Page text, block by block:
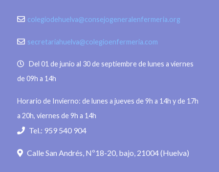
colegiodehuelva@consejogeneralenfermeria.org
secretariahuelva@colegioenfermeria.com
Del 01 de junio al 30 de septiembre de lunes a viernes
de 09h a 14h
Horario de Invierno: de lunes a jueves de 9h a 14h y de 17h
a 20h, viernes de 9h a 14h
Tel.: 959 540 904
Calle San Andrés, Nº18-20, bajo, 21004 (Huelva)